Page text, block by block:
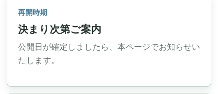
再開時期
決まり次第ご案内
公開日が確定しましたら、本ページでお知らせい
たします。